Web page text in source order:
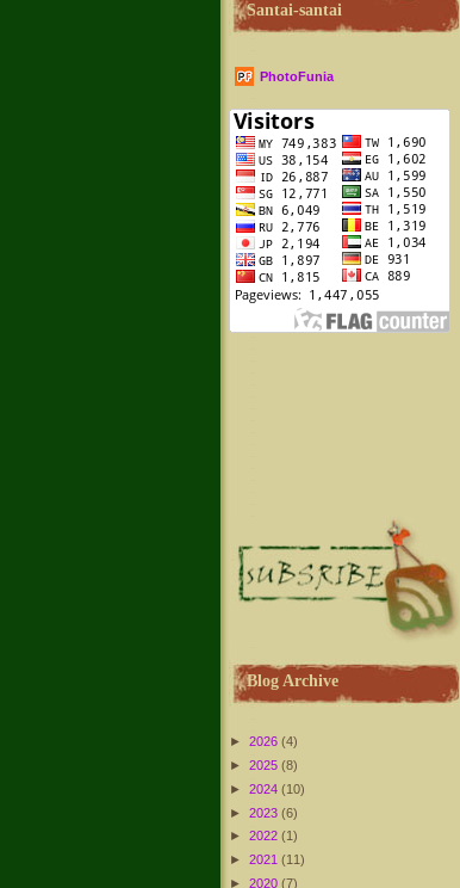
Santai-santai
PhotoFunia
Blog Archive
► 2026 (4)
► 2025 (8)
► 2024 (10)
► 2023 (6)
► 2022 (1)
► 2021 (11)
► 2020 (7)